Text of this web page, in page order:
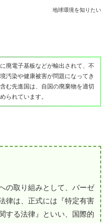
地球環境を知りたい
廃電子基板などが輸出されて、不
汚染や健康被害が問題になってき
む先進国は、自国の廃棄物を適切
られています。
の取り組みとして、バーゼ
律は、正式には『特定有害
する法律』といい、国際的